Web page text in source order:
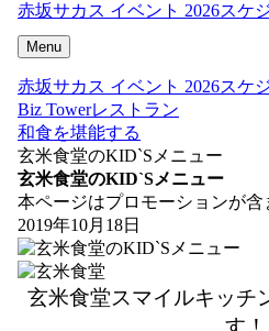
赤坂サカス イベント 2026スケ
Menu
赤坂サカス イベント 2026スケ
Biz Towerレストラン
和食を堪能する
玄米食堂のKID`Sメニュー
玄米食堂のKID`Sメニュー
本ページはプロモーションが含
2019年10月18日
玄米食堂スマイルキッチ
す！